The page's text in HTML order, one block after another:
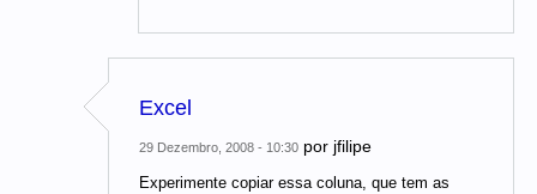
Excel
29 Dezembro, 2008 - 10:30 por jfilipe
Experimente copiar essa coluna, que tem as